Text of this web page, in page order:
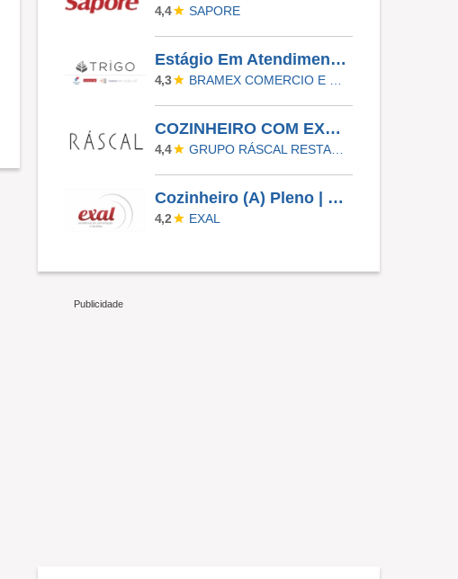
4,4 SAPORE
Estágio Em Atendimento Ao Cliente
4,3
COZINHEIRO COM EXPERIENCIA - ZONA SUL - GRUPO RASCAL
4,4
Cozinheiro (A) Pleno | Curitiba/PR
4,2 EXAL